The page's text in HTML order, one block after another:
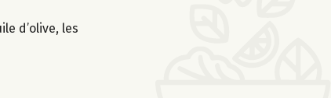
d’olive, les